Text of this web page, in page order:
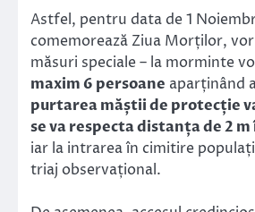
Astfel, pentru data de 1
comemorează Ziua Morților,
măsuri speciale – la morminte
maxim 6 persoane aparținând
purtarea măștii de protecție
se va respecta distanța de 2
iar la intrarea în cimitire
triaj observațional.